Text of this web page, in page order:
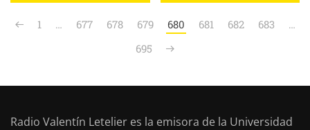
1 … 677 678 679 680 681 682 683
…
695
Radio Valentín Letelier es la emisora de la Universidad